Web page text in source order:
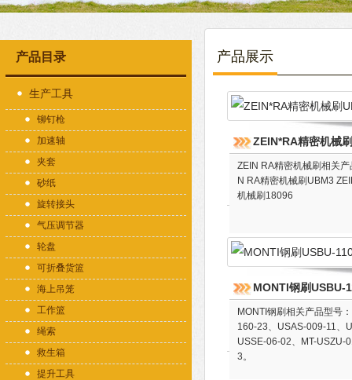
产品目录
生产工具
铆钉枪
加速轴
夹套
砂纸
旋转接头
气压调节器
轮盘
可折叠货篮
海上吊笼
工作篮
绳索
救生箱
提升工具
产品展示
ZEIN*RA精密机械
ZEIN RA精密机械刷相关
N RA精密机械刷UBM3
机械刷18096
MONTI钢刷USBU-
MONTI钢刷相关产品型号
160-23、USAS-009-11、
USSE-06-02、MT-USZU-
3。